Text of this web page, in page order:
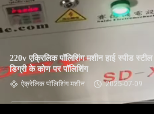
220v एक्रिलिक पॉलिशिंग मशीन हाई स्पीड
डिग्री के कोण पर पॉलिशिंग
ऐक्रेलिक पॉलिशिंग मशीन 2025-07-09